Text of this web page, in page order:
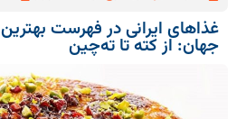
غذاهای ایرانی در فهرست
جهان: از کته تا ته‌چین